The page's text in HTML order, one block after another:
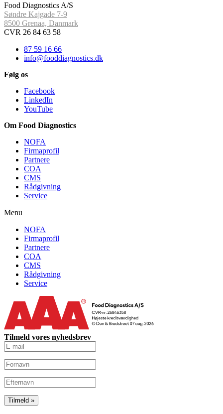
Food Diagnostics A/S
Søndre Kajgade 7-9
8500 Grenaa, Danmark
CVR 26 84 63 58
87 59 16 66
info@fooddiagnostics.dk
Følg os
Facebook
LinkedIn
YouTube
Om Food Diagnostics
NOFA
Firmaprofil
Partnere
COA
CMS
Rådgivning
Service
Menu
NOFA
Firmaprofil
Partnere
COA
CMS
Rådgivning
Service
Tilmeld vores nyhedsbrev